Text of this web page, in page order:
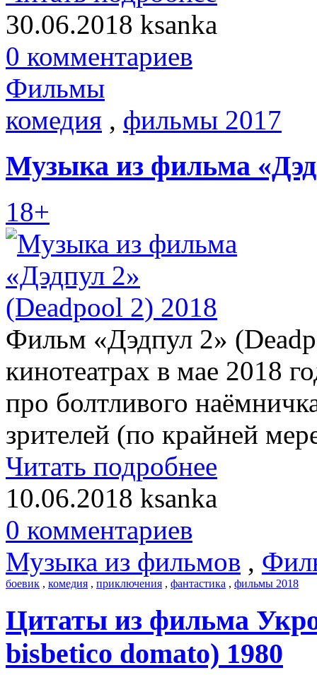
30.06.2018 ksanka
0 комментариев
Фильмы
комедия , фильмы 2017
Музыка из фильма
18+
Фильм «Дэдпул 2»
кинотеатрах в мае 2018
про болтливого
зрителей (по крайней
Читать подробнее
10.06.2018 ksanka
0 комментариев
Музыка из фильмов ,
боевик , комедия , приключения , фантастика , фильмы 2018
Цитаты из фильма
bisbetico domato) 1980